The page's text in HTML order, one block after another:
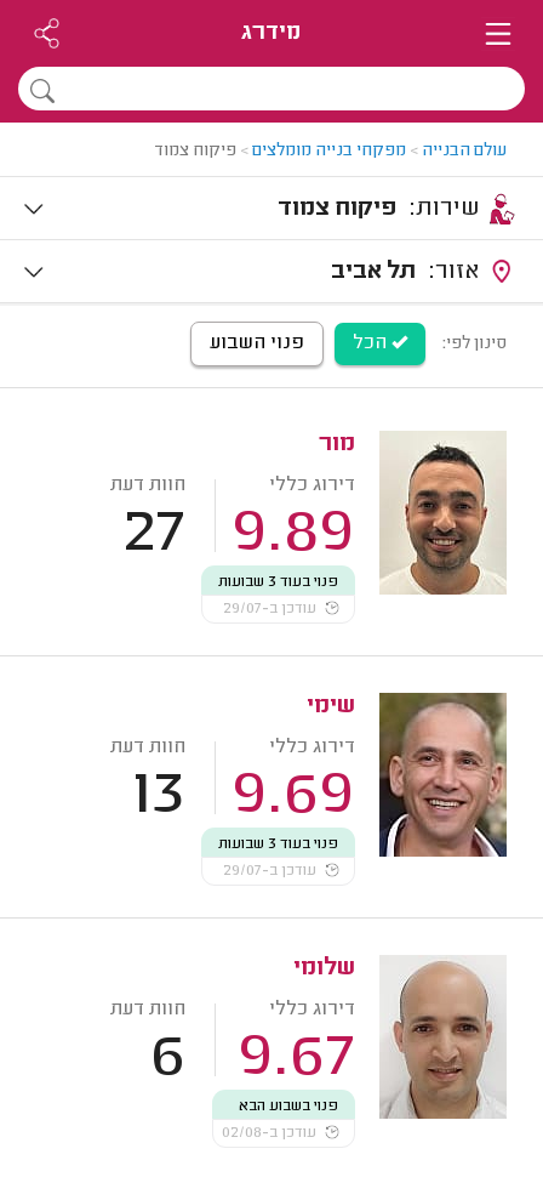
מידרג
עולם הבנייה > מפקחי בנייה מומלצים> פיקוח צמוד
פיקוח צמוד
תל אביב
סינון לפי: הכל פנוי השבוע
מור
דירוג כללי
9.89
חוות דעת
27
פנוי בעוד 3 שבועות
עודכן ב-29/07
שימי
דירוג כללי
9.69
חוות דעת
13
פנוי בעוד 3 שבועות
עודכן ב-29/07
שלומי
דירוג כללי
9.67
חוות דעת
6
פנוי בשבוע הבא
עודכן ב-02/08